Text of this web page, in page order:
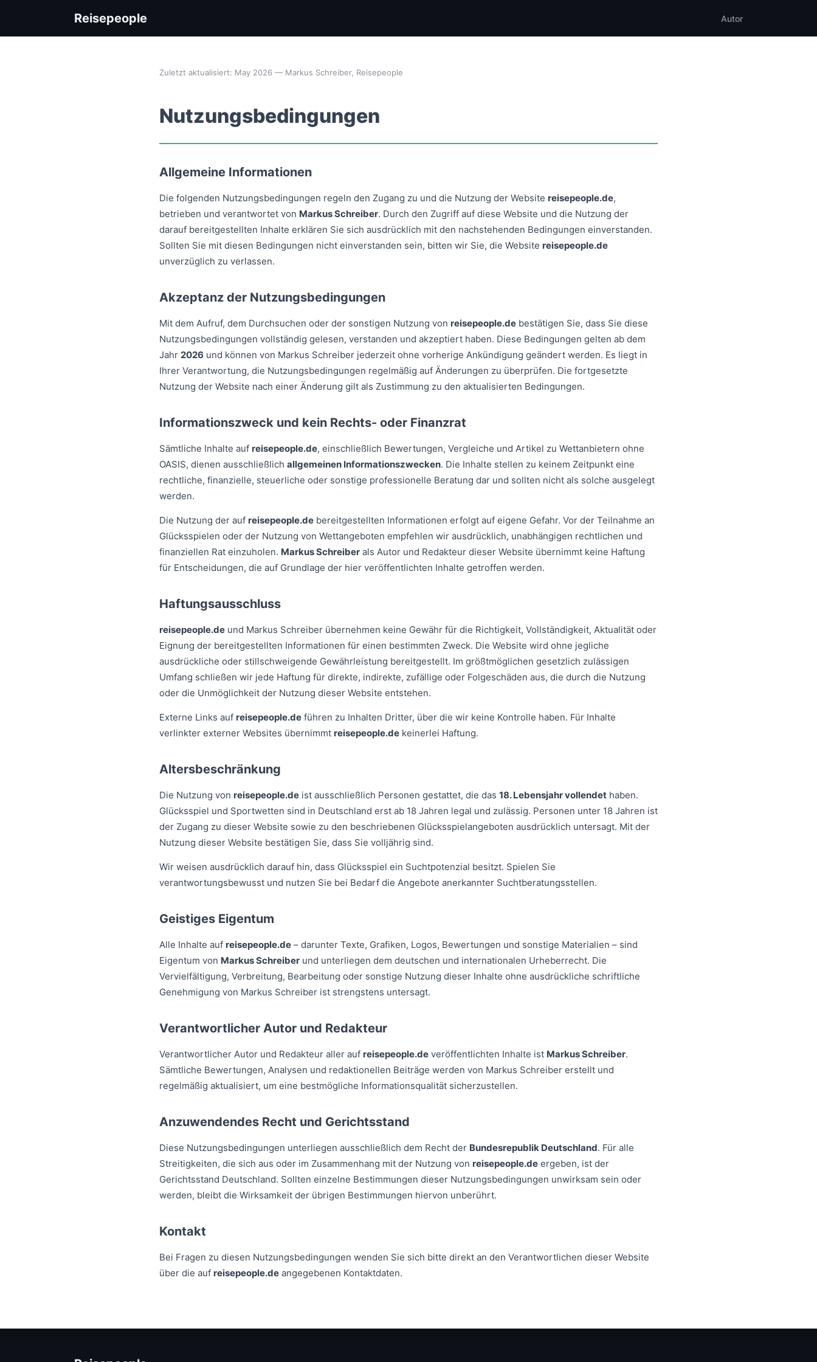
Reisepeople Autor
Zuletzt aktualisiert: May 2026 — Markus Schreiber, Reisepeople
Nutzungsbedingungen
Allgemeine Informationen
Die folgenden Nutzungsbedingungen regeln den Zugang zu und die Nutzung der Website reisepeople.de,
betrieben und verantwortet von Markus Schreiber. Durch den Zugriff auf diese Website und die Nutzung der
darauf bereitgestellten Inhalte erklären Sie sich ausdrücklich mit den nachstehenden Bedingungen einverstanden.
Sollten Sie mit diesen Bedingungen nicht einverstanden sein, bitten wir Sie, die Website reisepeople.de
unverzüglich zu verlassen.
Akzeptanz der Nutzungsbedingungen
Mit dem Aufruf, dem Durchsuchen oder der sonstigen Nutzung von reisepeople.de bestätigen Sie, dass Sie diese
Nutzungsbedingungen vollständig gelesen, verstanden und akzeptiert haben. Diese Bedingungen gelten ab dem
Jahr 2026 und können von Markus Schreiber jederzeit ohne vorherige Ankündigung geändert werden. Es liegt in
Ihrer Verantwortung, die Nutzungsbedingungen regelmäßig auf Änderungen zu überprüfen. Die fortgesetzte
Nutzung der Website nach einer Änderung gilt als Zustimmung zu den aktualisierten Bedingungen.
Informationszweck und kein Rechts- oder Finanzrat
Sämtliche Inhalte auf reisepeople.de, einschließlich Bewertungen, Vergleiche und Artikel zu Wettanbietern ohne
OASIS, dienen ausschließlich allgemeinen Informationszwecken. Die Inhalte stellen zu keinem Zeitpunkt eine
rechtliche, finanzielle, steuerliche oder sonstige professionelle Beratung dar und sollten nicht als solche ausgelegt
werden.
Die Nutzung der auf reisepeople.de bereitgestellten Informationen erfolgt auf eigene Gefahr. Vor der Teilnahme an
Glücksspielen oder der Nutzung von Wettangeboten empfehlen wir ausdrücklich, unabhängigen rechtlichen und
finanziellen Rat einzuholen. Markus Schreiber als Autor und Redakteur dieser Website übernimmt keine Haftung
für Entscheidungen, die auf Grundlage der hier veröffentlichten Inhalte getroffen werden.
Haftungsausschluss
reisepeople.de und Markus Schreiber übernehmen keine Gewähr für die Richtigkeit, Vollständigkeit, Aktualität oder
Eignung der bereitgestellten Informationen für einen bestimmten Zweck. Die Website wird ohne jegliche
ausdrückliche oder stillschweigende Gewährleistung bereitgestellt. Im größtmöglichen gesetzlich zulässigen
Umfang schließen wir jede Haftung für direkte, indirekte, zufällige oder Folgeschäden aus, die durch die Nutzung
oder die Unmöglichkeit der Nutzung dieser Website entstehen.
Externe Links auf reisepeople.de führen zu Inhalten Dritter, über die wir keine Kontrolle haben. Für Inhalte
verlinkter externer Websites übernimmt reisepeople.de keinerlei Haftung.
Altersbeschränkung
Die Nutzung von reisepeople.de ist ausschließlich Personen gestattet, die das 18. Lebensjahr vollendet haben.
Glücksspiel und Sportwetten sind in Deutschland erst ab 18 Jahren legal und zulässig. Personen unter 18 Jahren ist
der Zugang zu dieser Website sowie zu den beschriebenen Glücksspielangeboten ausdrücklich untersagt. Mit der
Nutzung dieser Website bestätigen Sie, dass Sie volljährig sind.
Wir weisen ausdrücklich darauf hin, dass Glücksspiel ein Suchtpotenzial besitzt. Spielen Sie
verantwortungsbewusst und nutzen Sie bei Bedarf die Angebote anerkannter Suchtberatungsstellen.
Geistiges Eigentum
Alle Inhalte auf reisepeople.de – darunter Texte, Grafiken, Logos, Bewertungen und sonstige Materialien – sind
Eigentum von Markus Schreiber und unterliegen dem deutschen und internationalen Urheberrecht. Die
Vervielfältigung, Verbreitung, Bearbeitung oder sonstige Nutzung dieser Inhalte ohne ausdrückliche schriftliche
Genehmigung von Markus Schreiber ist strengstens untersagt.
Verantwortlicher Autor und Redakteur
Verantwortlicher Autor und Redakteur aller auf reisepeople.de veröffentlichten Inhalte ist Markus Schreiber.
Sämtliche Bewertungen, Analysen und redaktionellen Beiträge werden von Markus Schreiber erstellt und
regelmäßig aktualisiert, um eine bestmögliche Informationsqualität sicherzustellen.
Anzuwendendes Recht und Gerichtsstand
Diese Nutzungsbedingungen unterliegen ausschließlich dem Recht der Bundesrepublik Deutschland. Für alle
Streitigkeiten, die sich aus oder im Zusammenhang mit der Nutzung von reisepeople.de ergeben, ist der
Gerichtsstand Deutschland. Sollten einzelne Bestimmungen dieser Nutzungsbedingungen unwirksam sein oder
werden, bleibt die Wirksamkeit der übrigen Bestimmungen hiervon unberührt.
Kontakt
Bei Fragen zu diesen Nutzungsbedingungen wenden Sie sich bitte direkt an den Verantwortlichen dieser Website
über die auf reisepeople.de angegebenen Kontaktdaten.